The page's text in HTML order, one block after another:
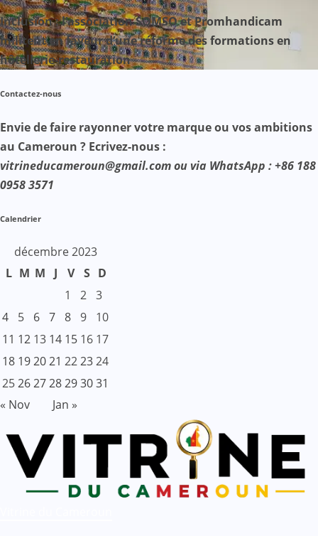
Inclusion : l’association SOMSO et Promhandicam
militent en faveur d’une réforme des formations en
hôtellerie-restauration
Contactez-nous
Envie de faire rayonner votre marque ou vos ambitions
au Cameroun ? Ecrivez-nous :
vitrineducameroun@gmail.com ou via WhatsApp : +86 188
0958 3571
Calendrier
décembre 2023
L M M J V S D
1
2 3
4
5 6 7 8 9
10
11 12 13 14 15 16 17
18 192021 222324
25262728293031
« Nov
Jan »